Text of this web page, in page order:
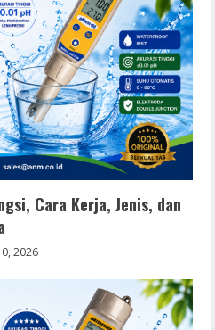
Cara Kerja, Jenis, dan
2026